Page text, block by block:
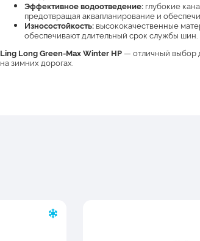
Эффективное водоотведение: глубокие
предотвращая аквапланирование и
Износостойкость: высококачественные
обеспечивают длительный срок службы шин.
Ling Long Green-Max Winter HP— отличный выбор
на зимних дорогах.